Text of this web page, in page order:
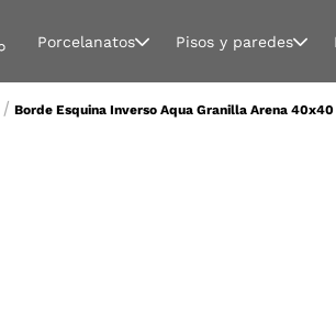
Porcelanatos Pisos y paredes
Borde Esquina Inverso Aqua Granilla Arena 40x40